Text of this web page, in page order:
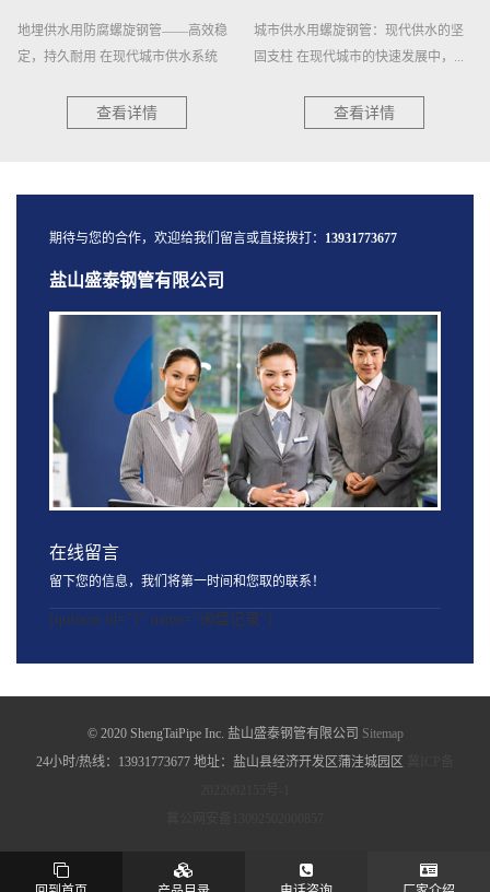
城市供水用螺旋钢管：现代供水的坚
固支柱 在现代城市的快速发展中，...
查看详情
供水用螺旋焊接钢管——稳定供水，
信赖之选 在供水工程领域，选择一
查看详情
期待与您的合作，欢迎给我们留言或直接拨打： 13931773677
盐山盛泰钢管有限公司
在线留言
留下您的信息，我们将第一时间和您取的联系！
[quform id="1" name="询盘记录"]
© 2020 ShengTaiPipe Inc. 盐山盛泰钢管有限公司 Sitemap
24小时/热线：13931773677 地址：盐山县经济开发区蒲洼城园区